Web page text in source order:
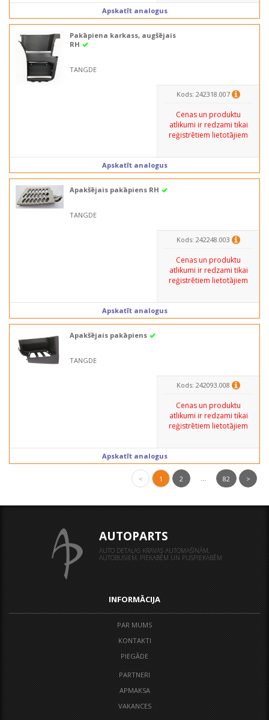
Apskatīt analogus
Pakāpiena karkass, augšējais
RH
TANGDE
Kods: 242318.007
Cenas un produktu
atlikumi ir redzami tikai
reģistrētiem lietotājiem
Apskatīt analogus
Apakšējais pakāpiens RH
TANGDE
Kods: 242248.003
Cenas un produktu
atlikumi ir redzami tikai
reģistrētiem lietotājiem
Apskatīt analogus
Apakšējais pakāpiens
TANGDE
Kods: 242093.008
Cenas un produktu
atlikumi ir redzami tikai
reģistrētiem lietotājiem
Apskatīt analogus
< 1 2 ... 82 >
AUTOPARTS
AUTO DETAĻAS KRAVAS AUTOMAŠĪNĀM,
AUTOBUSIEM, PIEKABĒM UN PUSPIEKABĒM
INFORMĀCIJA
PAR MUMS
KONTAKTI
PIEGĀDE
PARTNERI
APMAKSA
VAKANCES